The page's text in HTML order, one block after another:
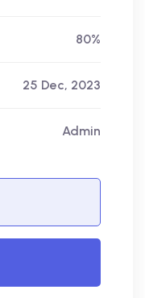
80%
25 Dec, 2023
Admin